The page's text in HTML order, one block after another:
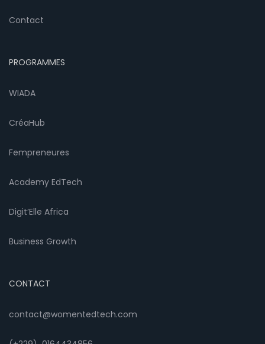
Contact
PROGRAMMES
WIADA
CréaHub
Fempreneures
Academy EdTech
Digit’Elle Africa
Business Growth
CONTACT
contact@womentedtech.com